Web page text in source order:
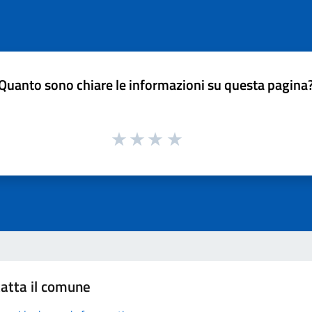
sono chiare le informazioni su questa
il comune